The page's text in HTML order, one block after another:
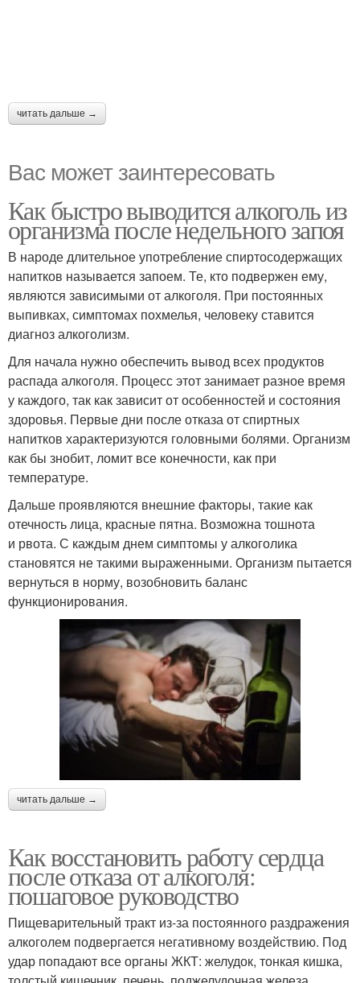
читать дальше →
Вас может заинтересовать
Как быстро выводится алкоголь из
организма после недельного запоя
В народе длительное употребление спиртосодержащих
напитков называется запоем. Те, кто подвержен ему,
являются зависимыми от алкоголя. При постоянных
выпивках, симптомах похмелья, человеку ставится
диагноз алкоголизм.
Для начала нужно обеспечить вывод всех продуктов
распада алкоголя. Процесс этот занимает разное время
у каждого, так как зависит от особенностей и состояния
здоровья. Первые дни после отказа от спиртных
напитков характеризуются головными болями. Организм
как бы знобит, ломит все конечности, как при
температуре.
Дальше проявляются внешние факторы, такие как
отечность лица, красные пятна. Возможна тошнота
и рвота. С каждым днем симптомы у алкоголика
становятся не такими выраженными. Организм пытается
вернуться в норму, возобновить баланс
функционирования.
читать дальше →
Как восстановить работу сердца
после отказа от алкоголя:
пошаговое руководство
Пищеварительный тракт из-за постоянного раздражения
алкоголем подвергается негативному воздействию. Под
удар попадают все органы ЖКТ: желудок, тонкая кишка,